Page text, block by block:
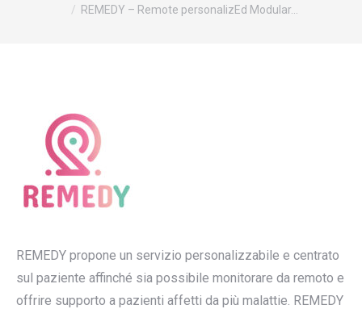
REMEDY – Remote personalizEd Modular…
REMEDY propone un servizio personalizzabile e centrato
sul paziente affinché sia possibile monitorare da remoto e
offrire supporto a pazienti affetti da più malattie. REMEDY